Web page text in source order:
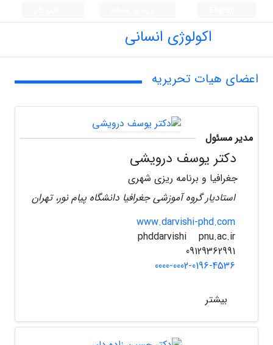
اکولوژی انسانی
اعضای هیات تحریریه
مدیر مسئول
دکتر یوسف درویشی
جغرافیا و برنامه ریزی شهری
استادیار گروه آموزشی جغرافیا دانشگاه پیام نور، تهران
www.darvishi-phd.com
pnu.ac.ir
0000-0002-0196-4536
بیشتر